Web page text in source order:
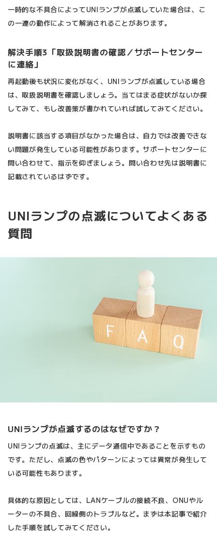
一時的な不具合によってUNIランプが点滅していた場合は、こ
の一連の動作によって解消されることがあります。
解決手順3「取扱説明書の確認／サポートセンター
に連絡」
再起動後も状況に変化がなく、UNIランプが点滅している場合
は、取扱説明書を確認しましょう。当てはまる症状がないか探
してみて、もし改善策が書かれていれば試してみてください。
説明書に該当する項目がなかった場合は、自力では改善できな
い問題が発生している可能性があります。サポートセンターに
問い合わせて、指示を仰ぎましょう。問い合わせ先は説明書に
記載されているはずです。
UNIランプの点滅についてよくある
質問
UNIランプが点滅するのはなぜですか？
UNIランプの点滅は、主にデータ通信中であることを示すもの
です。ただし、点滅の色やパターンによっては異常が発生して
いる可能性もあります。
具体的な原因としては、LANケーブルの接続不良、ONUやル
ーターの不具合、回線側のトラブルなど。まずは本記事で紹介
した手順を試してみてください。